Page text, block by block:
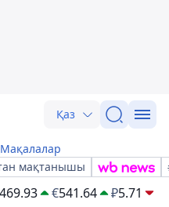
Қаз
Мақалалар
мақтанышы
469.93 €541.64 ₽5.71